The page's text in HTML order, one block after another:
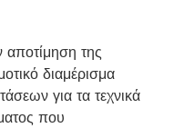
της
διαμέρισμα
για τα τεχνικά
που